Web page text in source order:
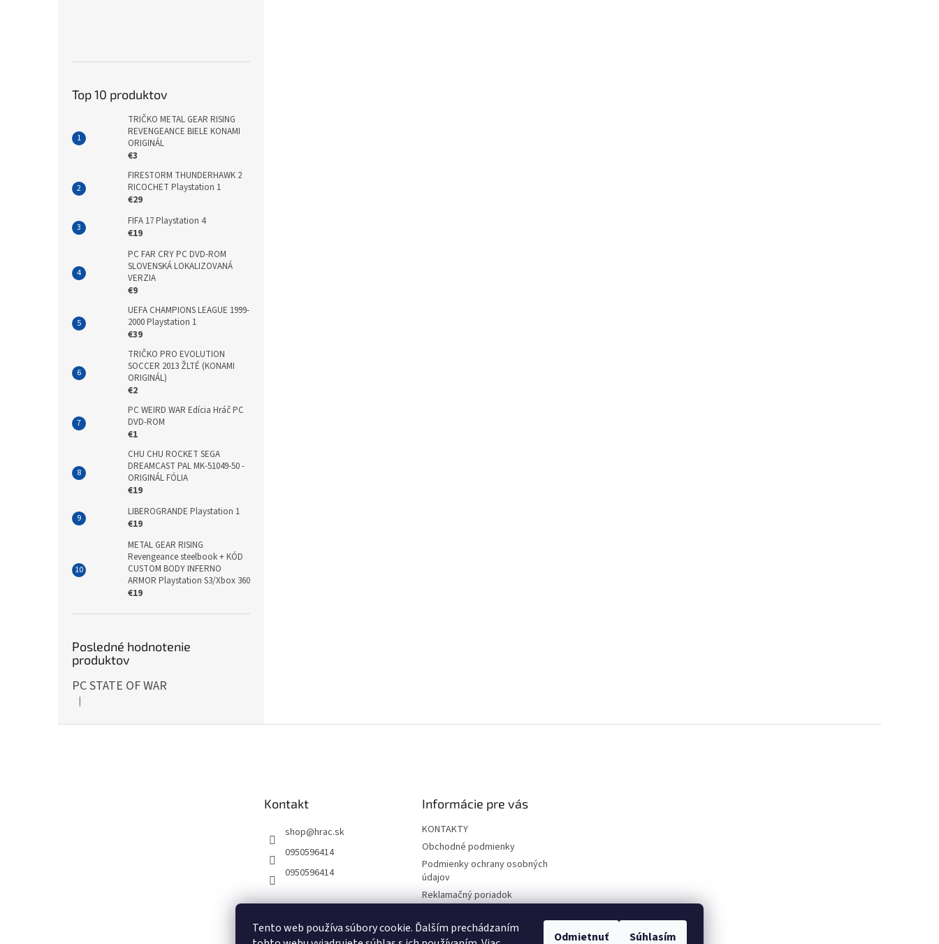
Tento web používa súbory cookie. Ďalším prechádzaním
Odmietnuť Súhlasím
Top 10 produktov
TRIČKO METAL GEAR RISING
REVENGEANCE BIELE KONAMI
ORIGINÁL
€3
FIRESTORM THUNDERHAWK 2
RICOCHET Playstation 1
€29
FIFA 17 Playstation 4
€19
PC FAR CRY PC DVD-ROM
SLOVENSKÁ LOKALIZOVANÁ
VERZIA
€9
UEFA CHAMPIONS LEAGUE 1999-
2000 Playstation 1
€39
TRIČKO PRO EVOLUTION
SOCCER 2013 ŽLTÉ (KONAMI
ORIGINÁL)
€2
PC WEIRD WAR Edícia Hráč PC
DVD-ROM
€1
CHU CHU ROCKET SEGA
DREAMCAST PAL MK-51049-50 -
ORIGINÁL FÓLIA
€19
LIBEROGRANDE Playstation 1
€19
METAL GEAR RISING
Revengeance steelbook + KÓD
CUSTOM BODY INFERNO
ARMOR Playstation S3/Xbox 360
€19
Posledné hodnotenie
produktov
PC STATE OF WAR
Hodnotenie produktu je 5 z 5 hviezdičiek.
|
Kontakt
shop@hrac.sk
0950596414
0950596414
Informácie pre vás
KONTAKTY
Obchodné podmienky
Podmienky ochrany osobných
údajov
Reklamačný poriadok
zmluvy